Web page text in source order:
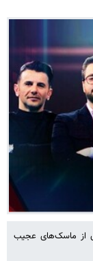
از ماسک‌های عجیب